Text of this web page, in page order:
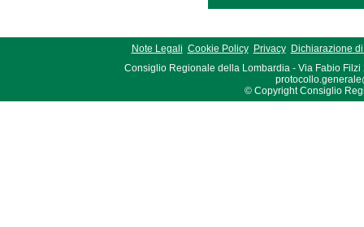
Note Legali Cookie Policy Privacy
Dichiarazione
Consiglio Regionale della Lombardia - Via Fabio Filzi
© Copyright Consiglio